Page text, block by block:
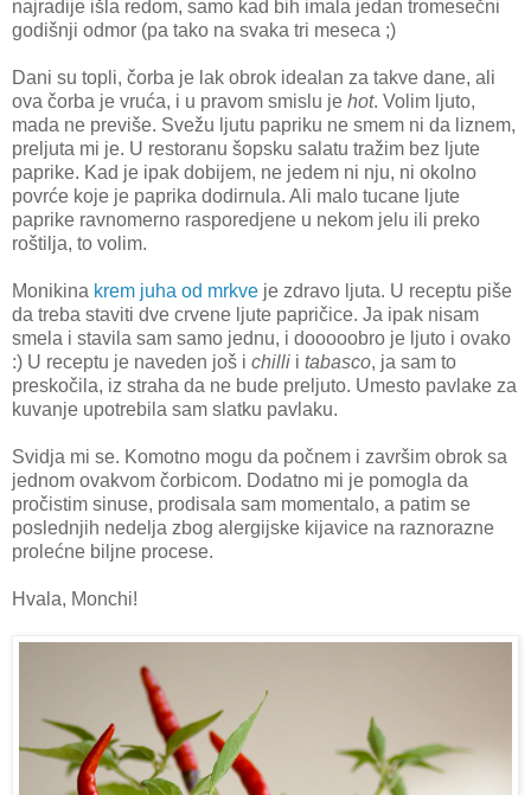
najradije išla redom, samo kad bih imala jedan tromesečni
godišnji odmor (pa tako na svaka tri meseca ;)
Dani su topli, čorba je lak obrok idealan za takve dane, ali
ova čorba je vruća, i u pravom smislu je hot. Volim ljuto,
mada ne previše. Svežu ljutu papriku ne smem ni da liznem,
preljuta mi je. U restoranu šopsku salatu tražim bez ljute
paprike. Kad je ipak dobijem, ne jedem ni nju, ni okolno
povrće koje je paprika dodirnula. Ali malo tucane ljute
paprike ravnomerno rasporedjene u nekom jelu ili preko
roštilja, to volim.
Monikina krem juha od mrkve je zdravo ljuta. U receptu piše
da treba staviti dve crvene ljute papričice. Ja ipak nisam
smela i stavila sam samo jednu, i dooooobro je ljuto i ovako
:) U receptu je naveden još i chilli i tabasco, ja sam to
preskočila, iz straha da ne bude preljuto. Umesto pavlake za
kuvanje upotrebila sam slatku pavlaku.
Svidja mi se. Komotno mogu da počnem i završim obrok sa
jednom ovakvom čorbicom. Dodatno mi je pomogla da
pročistim sinuse, prodisala sam momentalo, a patim se
poslednjih nedelja zbog alergijske kijavice na raznorazne
prolećne biljne procese.
Hvala, Monchi!